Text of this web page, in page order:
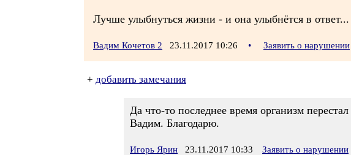
Лучше улыбнуться жизни - и она улыбнётся в ответ...
Вадим Кочетов 2 23.11.2017 10:26 • Заявить о нарушении
+ добавить замечания
Да что-то последнее время организм
Вадим. Благодарю.
Игорь Ярин 23.11.2017 10:33 Заявить о нарушении